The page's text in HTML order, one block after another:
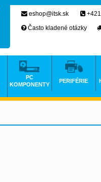
eshop@itsk.sk
Často kladené otázky
PC
KOMPONENTY
PERIFÉRIE